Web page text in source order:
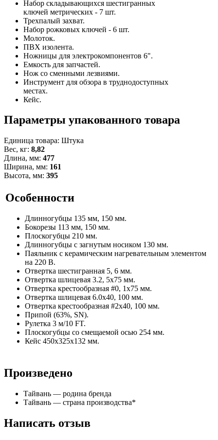
Набор складывающихся шестигранных
ключей метрических - 7 шт.
Трехпалый захват.
Набор рожковых ключей - 6 шт.
Молоток.
ПВХ изолента.
Ножницы для электрокомпонентов 6".
Емкость для запчастей.
Нож со сменными лезвиями.
Инструмент для обзора в труднодоступных
местах.
Кейс.
Параметры упакованного товара
Единица товара: Штука
Вес, кг: 8,82
Длина, мм: 477
Ширина, мм: 161
Высота, мм: 395
Особенности
Длинногубцы 135 мм, 150 мм.
Бокорезы 113 мм, 150 мм.
Плоскогубцы 210 мм.
Длинногубцы с загнутым носиком 130 мм.
Паяльник с керамическим нагревательным элементом
на 220 В.
Отвертка шестигранная 5, 6 мм.
Отвертка шлицевая 3.2, 5x75 мм.
Отвертка крестообразная #0, 1x75 мм.
Отвертка шлицевая 6.0x40, 100 мм.
Отвертка крестообразная #2x40, 100 мм.
Припой (63%, SN).
Рулетка 3 м/10 FT.
Плоскогубцы со смещаемой осью 254 мм.
Кейс 450x325x132 мм.
Произведено
Тайвань — родина бренда
Тайвань — страна производства*
Написать отзыв